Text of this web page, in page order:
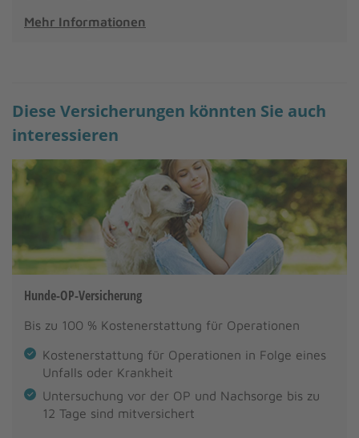
Mehr Informationen
Diese Versicherungen könnten Sie auch
interessieren
Hunde-OP-Versicherung
Bis zu 100 % Kostenerstattung für Operationen
Kostenerstattung für Operationen in Folge eines
Unfalls oder Krankheit
Untersuchung vor der OP und Nachsorge bis zu
12 Tage sind mitversichert